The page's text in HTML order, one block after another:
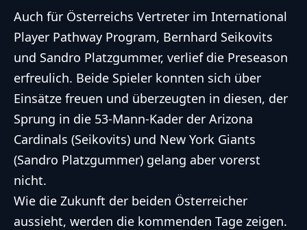
Auch für Österreichs Vertreter im International
Player Pathway Program, Bernhard Seikovits
und Sandro Platzgummer, verlief die Preseason
erfreulich. Beide Spieler konnten sich über
Einsätze freuen und überzeugten in diesen, der
Sprung in die 53-Mann-Kader der Arizona
Cardinals (Seikovits) und New York Giants
(Sandro Platzgummer) gelang aber vorerst
nicht.
Wie die Zukunft der beiden Österreicher
aussieht, werden die kommenden Tage zeigen.